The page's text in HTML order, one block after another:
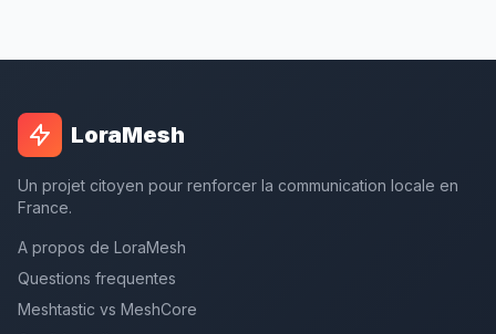
LoraMesh
Un projet citoyen pour renforcer la communication locale en
France.
A propos de LoraMesh
Questions frequentes
Meshtastic vs MeshCore